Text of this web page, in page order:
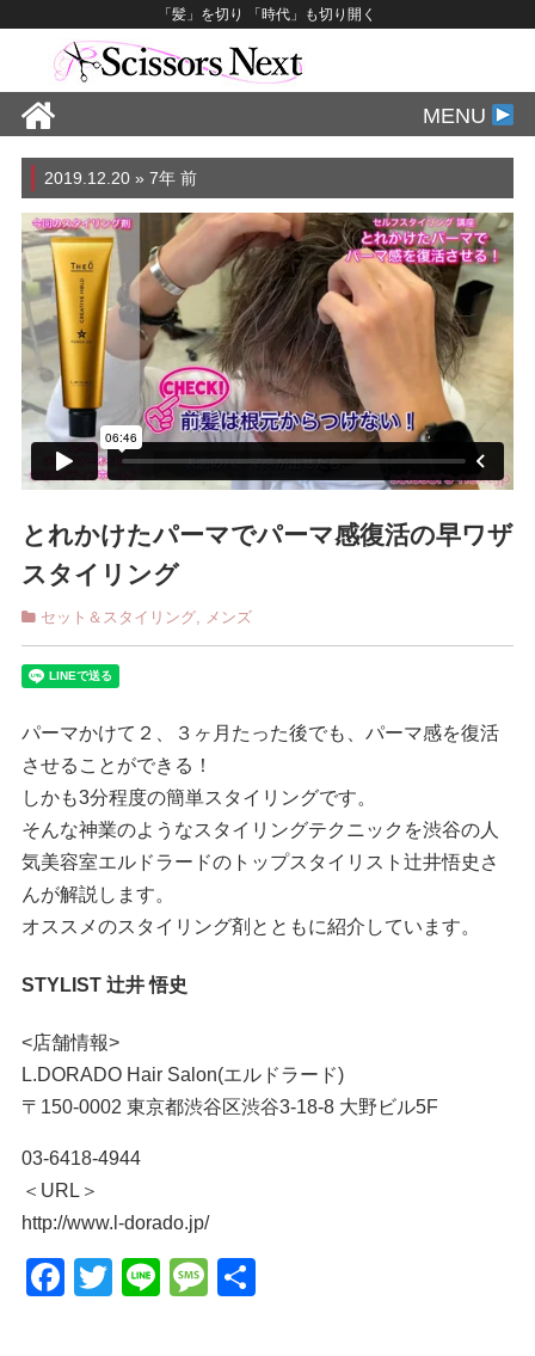
「髪」を切り 「時代」も切り開く
MENU
2019.12.20 » 7年 前
F
a
c
e
b
o
o
k
T
wi
tt
er
Li
n
e
M
e
ss
a
g
e
共
有
とれかけたパーマでパーマ感復活の早ワザ
スタイリング
セット＆スタイリング, メンズ
パーマかけて２、３ヶ月たった後でも、パーマ感を復活
させることができる！
しかも3分程度の簡単スタイリングです。
そんな神業のようなスタイリングテクニックを渋谷の人
気美容室エルドラードのトップスタイリスト辻井悟史さ
んが解説します。
オススメのスタイリング剤とともに紹介しています。
STYLIST 辻井 悟史
<店舗情報>
L.DORADO Hair Salon(エルドラード)
〒150-0002 東京都渋谷区渋谷3-18-8 大野ビル5F
03-6418-4944
＜URL＞
http://www.l-dorado.jp/
F
T
Li
M